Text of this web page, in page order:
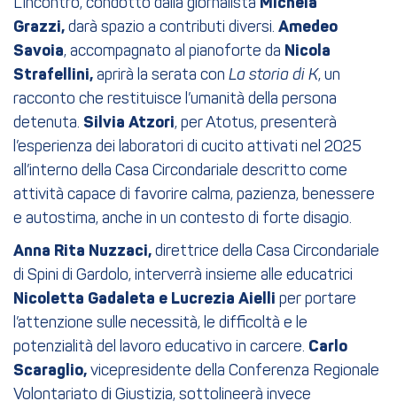
L’incontro, condotto dalla giornalista Michela
Grazzi, darà spazio a contributi diversi. Amedeo
Savoia, accompagnato al pianoforte da Nicola
Strafellini, aprirà la serata con La storia di K, un
racconto che restituisce l’umanità della persona
detenuta. Silvia Atzori, per Atotus, presenterà
l’esperienza dei laboratori di cucito attivati nel 2025
all’interno della Casa Circondariale descritto come
attività capace di favorire calma, pazienza, benessere
e autostima, anche in un contesto di forte disagio.
Anna Rita Nuzzaci, direttrice della Casa Circondariale
di Spini di Gardolo, interverrà insieme alle educatrici
Nicoletta Gadaleta e Lucrezia Aielli per portare
l’attenzione sulle necessità, le difficoltà e le
potenzialità del lavoro educativo in carcere. Carlo
Scaraglio, vicepresidente della Conferenza Regionale
Volontariato di Giustizia, sottolineerà invece